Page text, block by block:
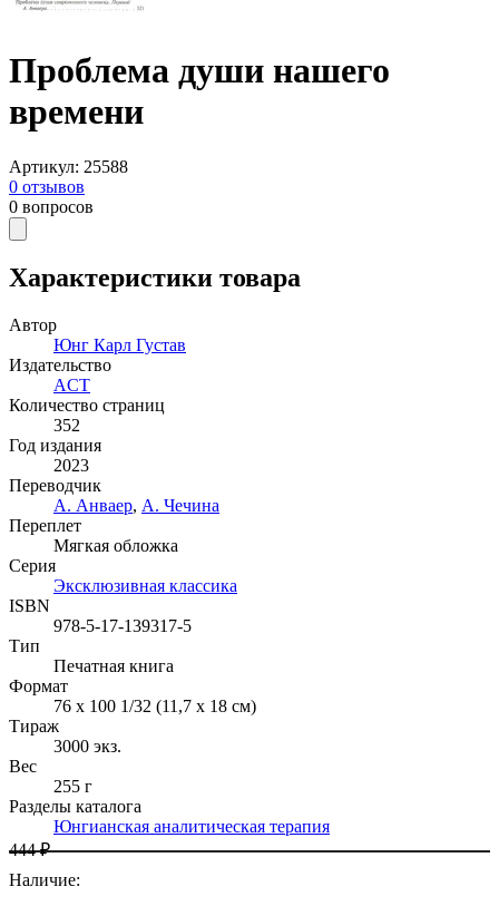
Проблема души нашего
времени
Артикул: 25588
0 отзывов
0 вопросов
Характеристики товара
Автор
Юнг Карл Густав
Издательство
ACT
Количество страниц
352
Год издания
2023
Переводчик
А. Анваер, А. Чечина
Переплет
Мягкая обложка
Серия
Эксклюзивная классика
ISBN
978-5-17-139317-5
Тип
Печатная книга
Формат
76 x 100 1/32 (11,7 x 18 см)
Тираж
3000 экз.
Вес
255 г
Разделы каталога
Юнгианская аналитическая терапия
444 ₽
Наличие: